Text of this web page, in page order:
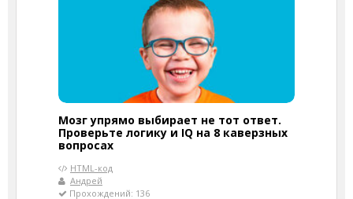
Мозг упрямо выбирает не тот ответ.
Проверьте логику и IQ на 8 каверзных
вопросах
HTML-код
Андрей
Прохождений: 136